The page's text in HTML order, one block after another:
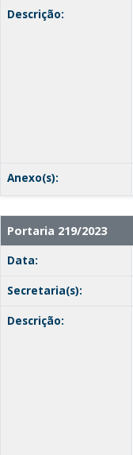
Descrição:
Anexo(s):
Portaria 219/2023
Data:
Secretaria(s):
Descrição: